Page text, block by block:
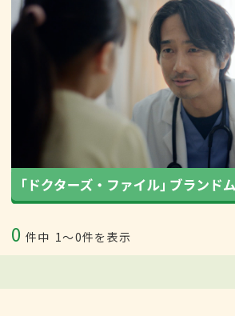
0 件中 1〜0件を表示